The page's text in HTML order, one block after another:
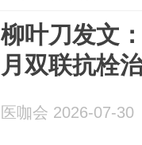
柳叶刀发文
月双联抗栓
医咖会 2026-07-30